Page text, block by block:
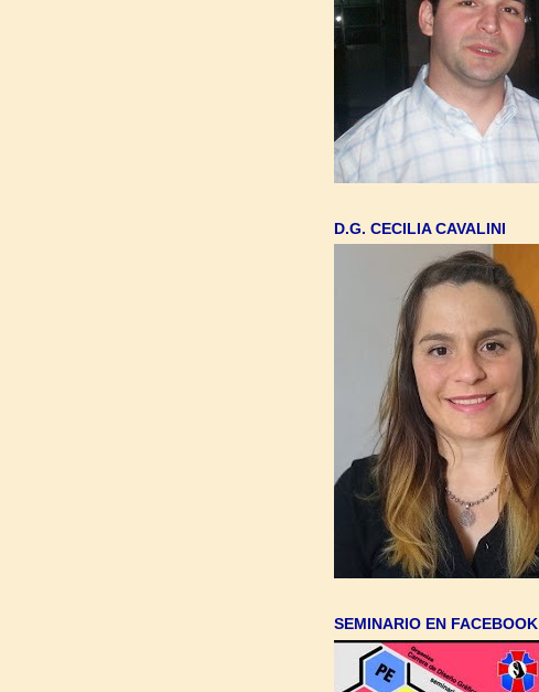
D.G. CECILIA CAVALINI
SEMINARIO EN FACEBOOK